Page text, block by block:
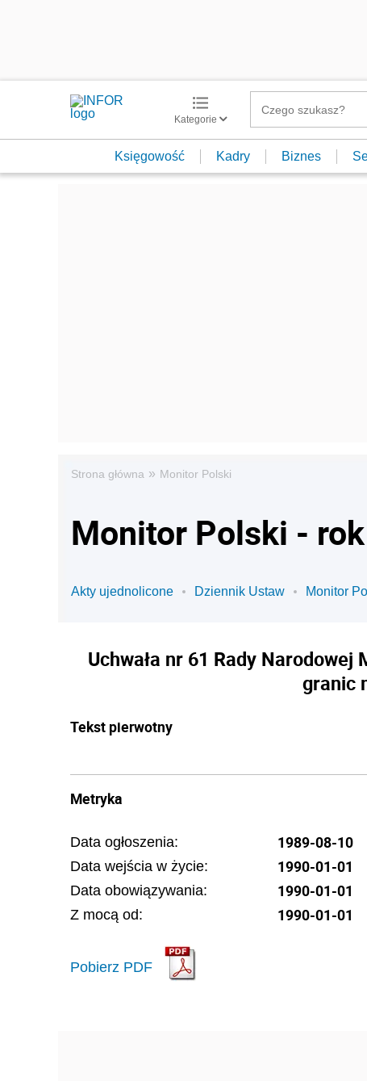
Kategorie
Księgowość Kadry Biznes
Strona główna » Monitor Polski
Monitor Polski -
Akty ujednolicone Dziennik Ustaw Monitor
Uchwała nr 61 Rady
granic
Tekst pierwotny
Metryka
Data ogłoszenia: 1989-08-10
Data wejścia w życie: 1990-01-01
Data obowiązywania: 1990-01-01
Z mocą od: 1990-01-01
Pobierz PDF